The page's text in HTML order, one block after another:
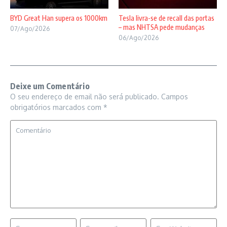
BYD Great Han supera os 1000km
07/Ago/2026
Tesla livra-se de recall das portas
– mas NHTSA pede mudanças
06/Ago/2026
Deixe um Comentário
O seu endereço de email não será publicado. Campos
obrigatórios marcados com *